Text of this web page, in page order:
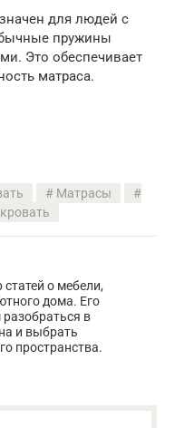
для людей с
пружины
Это обеспечивает
матраса.
Матрасы
о мебели,
дома. Его
в
и выбрать
пространства.